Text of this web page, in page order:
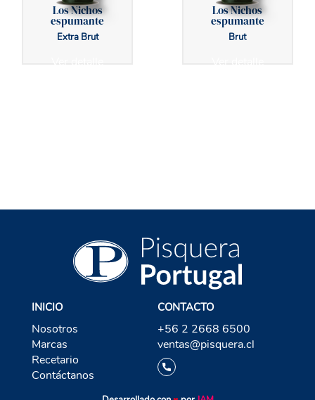
Los Nichos
espumante
Extra Brut
Los Nichos
espumante
Brut
INICIO
Nosotros
Marcas
Recetario
Contáctanos
CONTACTO
+56 2 2668 6500
ventas@pisquera.cl